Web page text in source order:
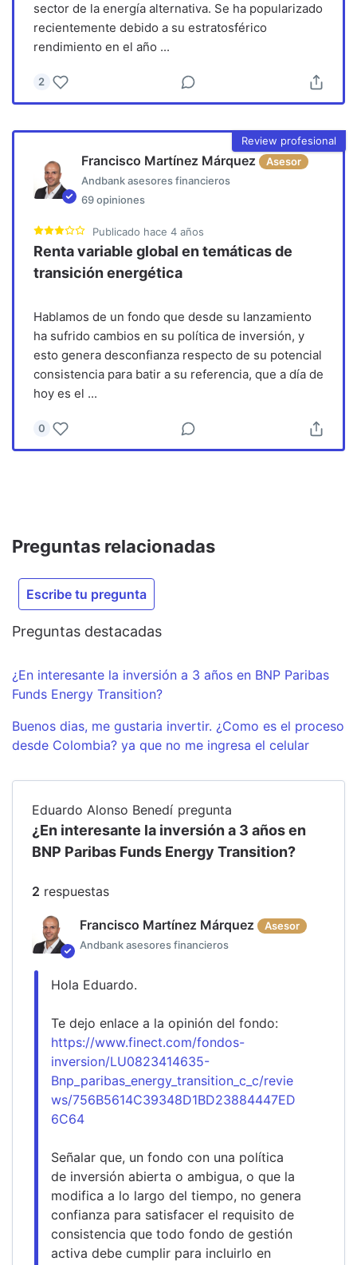
sector de la energía alternativa. Se ha popularizado
recientemente debido a su estratosférico
rendimiento en el año ...
2
Review profesional
Francisco Martínez Márquez
Asesor
Andbank asesores financieros
69 opiniones
Publicado hace 4 años
Renta variable global en temáticas de
transición energética
Hablamos de un fondo que desde su lanzamiento
ha sufrido cambios en su política de inversión, y
esto genera desconfianza respecto de su potencial
consistencia para batir a su referencia, que a día de
hoy es el ...
0
Preguntas relacionadas
Escribe tu pregunta
Preguntas destacadas
¿En interesante la inversión a 3 años en BNP Paribas
Funds Energy Transition?
Buenos dias, me gustaria invertir. ¿Como es el proceso
desde Colombia? ya que no me ingresa el celular
Eduardo Alonso Benedí pregunta
¿En interesante la inversión a 3 años en
BNP Paribas Funds Energy Transition?
2 respuestas
Francisco Martínez Márquez
Asesor
Andbank asesores financieros
Hola Eduardo.
https://www.finect.com/fondos-
inversion/LU0823414635-
Bnp_paribas_energy_transition_c_c/revie
ws/756B5614C39348D1BD23884447ED
6C64
Señalar que, un fondo con una política
de inversión abierta o ambigua, o que la
modifica a lo largo del tiempo, no genera
confianza para satisfacer el requisito de
consistencia que todo fondo de gestión
activa debe cumplir para incluirlo en